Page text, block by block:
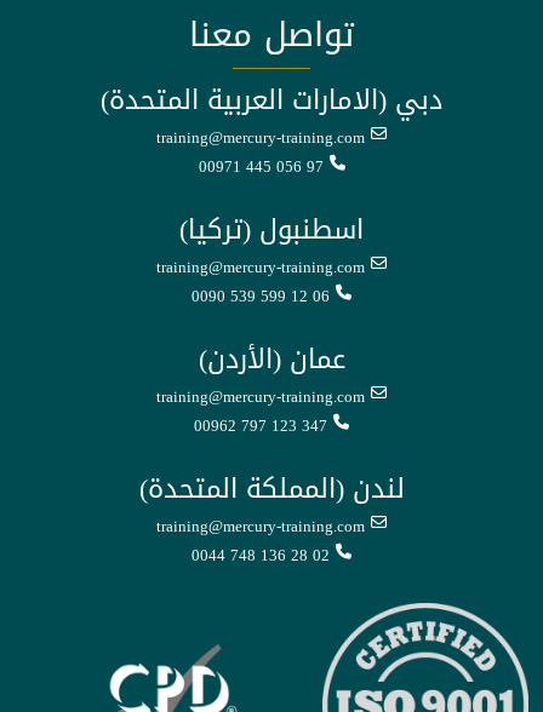
تواصل معنا
دبي (الامارات العربية المتحدة)
training@mercury-training.com
00971 445 056 97
اسطنبول (تركيا)
training@mercury-training.com
0090 539 599 12 06
عمان (الأردن)
training@mercury-training.com
00962 797 123 347
لندن (المملكة المتحدة)
training@mercury-training.com
0044 748 136 28 02